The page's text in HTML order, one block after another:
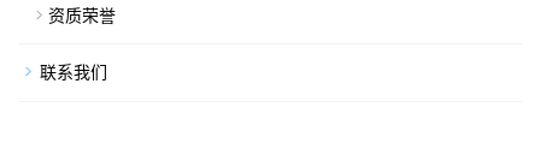
资质荣誉
联系我们